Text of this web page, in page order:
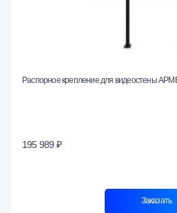
Распорное крепление для видеостены
195 989 ₽
Заказать